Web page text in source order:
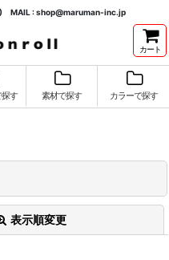
MAIL : shop@maruman-inc.jp
カート
探す 素材で探す カラーで探す
表示順変更